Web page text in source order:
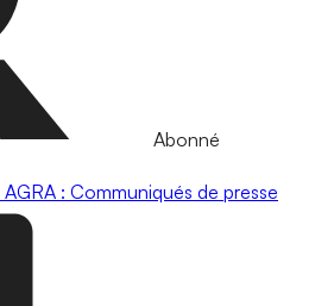
Abonné
AGRA : Communiqués de presse